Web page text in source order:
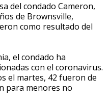
del condado Cameron,
de Brownsville,
como resultado del
el condado ha
con el coronavirus.
el martes, 42 fueron de
para menores no